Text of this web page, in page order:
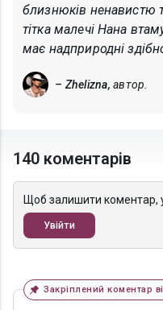
близнюків ненавистю
тітка малечі Нана
має надприродні
– Zhelizna, автор.
140 коментарів
Щоб залишити коментар,
Увійти
Закріплений коментар